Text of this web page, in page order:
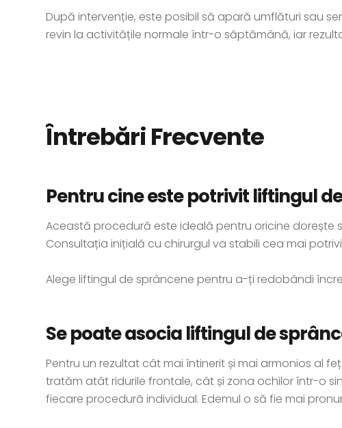
După intervenție, este posibil să apară umflături sau
revin la activitățile normale într-o săptămână, iar
Întrebări Frecvente
Pentru cine este potrivit liftingul
Această procedură este ideală pentru oricine dorește
Consultația inițială cu chirurgul va stabili cea mai
Alege liftingul de sprâncene pentru a-ți redobândi
Se poate asocia liftingul de
Pentru un rezultat cât mai întinerit și mai armonios al
tratăm atât ridurile frontale, cât și zona ochilor într-o
fiecare procedură individual. Edemul o să fie mai